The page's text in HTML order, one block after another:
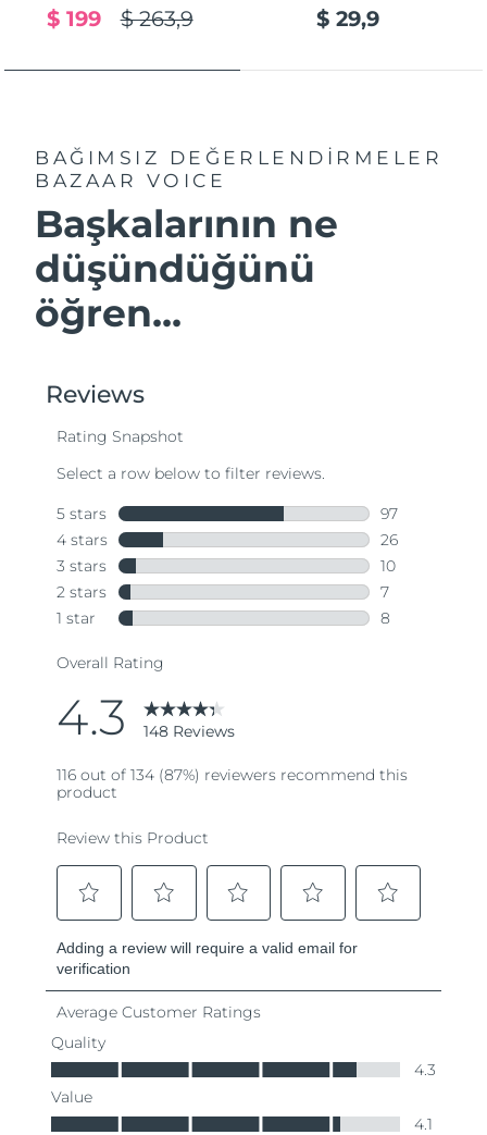
$ 263,9
$ 199 $ 29,9
BAĞIMSIZ DEĞERLENDİRMELER
BAZAAR VOICE
Başkalarının ne
düşündüğünü
öğren...